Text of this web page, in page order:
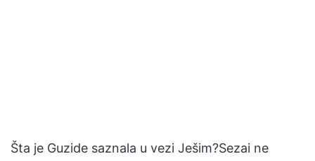
Šta je Guzide saznala u vezi Ješim?Sezai ne